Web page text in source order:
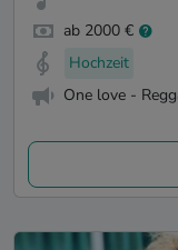
ab 2000 €
Hochzeit
One love -